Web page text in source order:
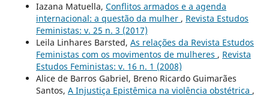
Iazana Matuella, Conflitos armados e a agenda
internacional: a questão da mulher , Revista Estudos
Feministas: v. 25 n. 3 (2017)
Leila Linhares Barsted, As relações da Revista Estudos
Feministas com os movimentos de mulheres , Revista
Estudos Feministas: v. 16 n. 1 (2008)
Alice de Barros Gabriel, Breno Ricardo Guimarães
Santos, A Injustiça Epistêmica na violência obstétrica ,